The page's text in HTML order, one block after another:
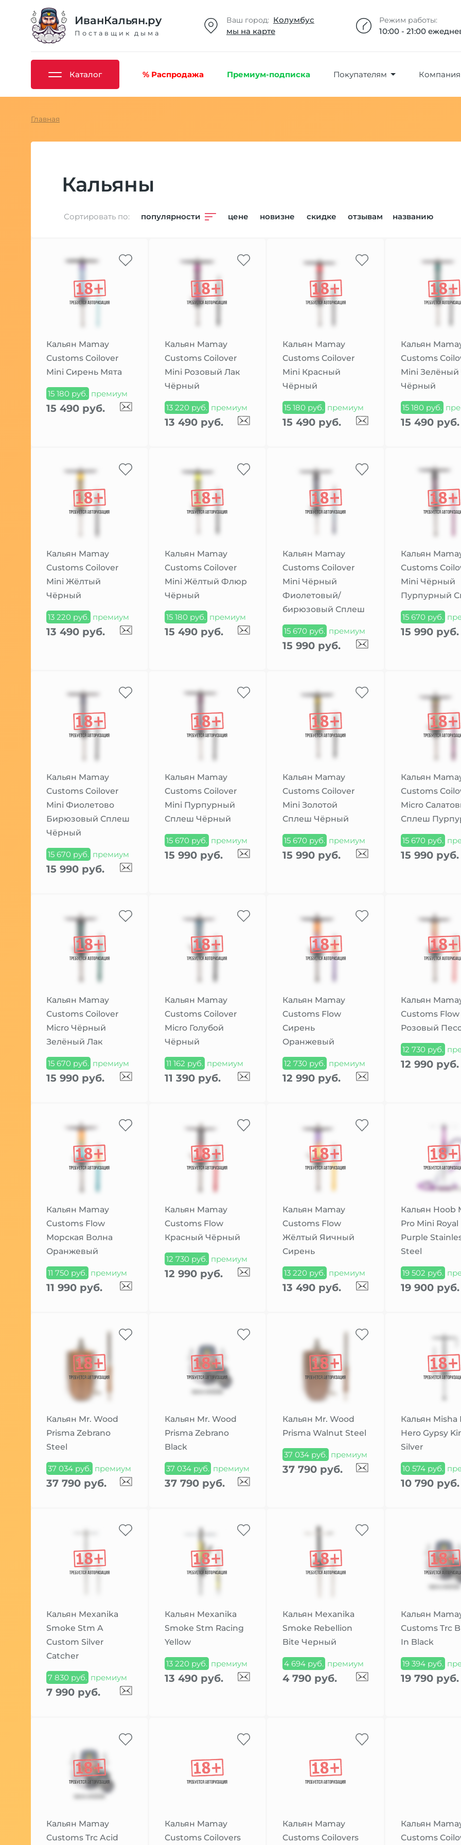
ИванКальян.ру
Поставщик дыма
Ваш город: Колумбус
мы на карте
Режим работы:
10:00 - 21:00
Каталог % Распродажа Премиум-подписка Покупателям Компания
Товар добавлен в корзину
Товар добавлен в избранное
Добавлено максимальное кол-во товара
Товар удален из избранного
Промокод скопирован
Главная
Кальяны
Сортировать по: популярности цене новизне скидке отзывам названию
Кальян Mamay
Customs Coilover
Mini Сирень Мята
15 180 руб. премиум
15 490 руб.
Кальян Mamay
Customs Coilover
Mini Розовый Лак
Чёрный
13 220 руб. премиум
13 490 руб.
Кальян Mamay
Customs Coilover
Mini Красный
Чёрный
15 180 руб. премиум
15 490 руб.
Кальян
Customs
Mini Зелёный
Чёрный
15 180 руб.
15 490 руб.
Кальян Mamay
Customs Coilover
Mini Жёлтый
Чёрный
13 220 руб. премиум
13 490 руб.
Кальян Mamay
Customs Coilover
Mini Жёлтый Флюр
Чёрный
15 180 руб. премиум
15 490 руб.
Кальян Mamay
Customs Coilover
Mini Чёрный
Фиолетовый/
бирюзовый Сплеш
15 670 руб. премиум
15 990 руб.
Кальян
Customs
Mini Чёрный
Пурпурный
15 670 руб.
15 990 руб.
Кальян Mamay
Customs Coilover
Mini Фиолетово
Бирюзовый Сплеш
Чёрный
15 670 руб. премиум
15 990 руб.
Кальян Mamay
Customs Coilover
Mini Пурпурный
Сплеш Чёрный
15 670 руб. премиум
15 990 руб.
Кальян Mamay
Customs Coilover
Mini Золотой
Сплеш Чёрный
15 670 руб. премиум
15 990 руб.
Кальян
Customs
Micro
Сплеш
15 670 руб.
15 990 руб.
Кальян Mamay
Customs Coilover
Micro Чёрный
Зелёный Лак
15 670 руб. премиум
15 990 руб.
Кальян Mamay
Customs Coilover
Micro Голубой
Чёрный
11 162 руб. премиум
11 390 руб.
Кальян Mamay
Customs Flow
Сирень
Оранжевый
12 730 руб. премиум
12 990 руб.
Кальян
Customs Flow
Розовый
12 730 руб.
12 990 руб.
Кальян Mamay
Customs Flow
Морская Волна
Оранжевый
11 750 руб. премиум
11 990 руб.
Кальян Mamay
Customs Flow
Красный Чёрный
12 730 руб. премиум
12 990 руб.
Кальян Mamay
Customs Flow
Жёлтый Яичный
Сирень
13 220 руб. премиум
13 490 руб.
Кальян Hoob
Pro Mini Royal
Purple
Steel
19 502 руб.
19 900 руб.
Кальян Mr. Wood
Prisma Zebrano
Steel
37 034 руб. премиум
37 790 руб.
Кальян Mr. Wood
Prisma Zebrano
Black
37 034 руб. премиум
37 790 руб.
Кальян Mr. Wood
Prisma Walnut Steel
37 034 руб. премиум
37 790 руб.
Кальян Misha
Hero Gypsy
Silver
10 574 руб.
10 790 руб.
Кальян Mexanika
Smoke Stm A
Custom Silver
Catcher
7 830 руб. премиум
7 990 руб.
Кальян Mexanika
Smoke Stm Racing
Yellow
13 220 руб. премиум
13 490 руб.
Кальян Mexanika
Smoke Rebellion
Bite Черный
4 694 руб. премиум
4 790 руб.
Кальян
Customs Trc
In Black
19 394 руб.
19 790 руб.
Кальян Mamay
Customs Trc Acid
Кальян Mamay
Customs Coilovers
Кальян Mamay
Customs Coilovers
Кальян
Customs